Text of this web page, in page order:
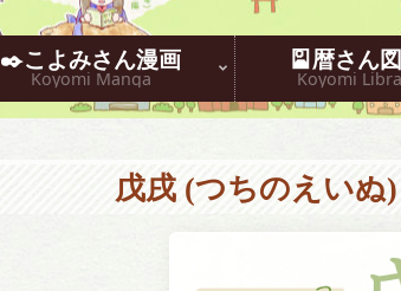
✒️こよみさん漫画
Koyomi Manga
🎴暦さん
Koyomi
戊戌 (つちのえいぬ